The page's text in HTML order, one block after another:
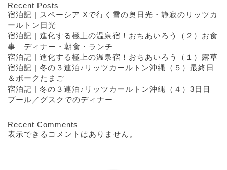
Recent Posts
宿泊記 | スペーシア Xで行く雪の奥日光・静寂のリッツカ
ールトン日光
宿泊記 | 進化する極上の温泉宿！おちあいろう（２）お食
事 ディナー・朝食・ランチ
宿泊記 | 進化する極上の温泉宿！おちあいろう（１）露草
宿泊記 | 冬の３連泊♪リッツカールトン沖縄（５）最終日
＆ポークたまご
宿泊記 | 冬の３連泊♪リッツカールトン沖縄（４）3日目
プール／グスクでのディナー
Recent Comments
表示できるコメントはありません。